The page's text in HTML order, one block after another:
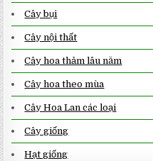
Cây bụi
Cây nội thất
Cây hoa thảm lâu năm
Cây hoa theo mùa
Cây Hoa Lan các loại
Cây giống
Hạt giống